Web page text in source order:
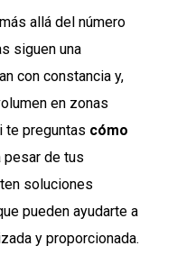
allá del número
siguen una
con constancia y,
en zonas
te preguntas cómo
pesar de tus
soluciones
pueden ayudarte a
y proporcionada.